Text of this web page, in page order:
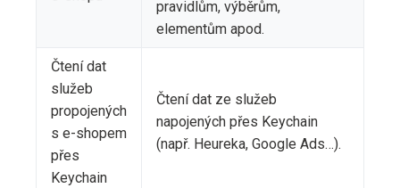
pravidlům, výběrům,
elementům apod.
Čtení dat
služeb
propojených
s e-shopem
přes
Keychain
Čtení dat ze služeb
napojených přes Keychain
(např. Heureka, Google Ads…).